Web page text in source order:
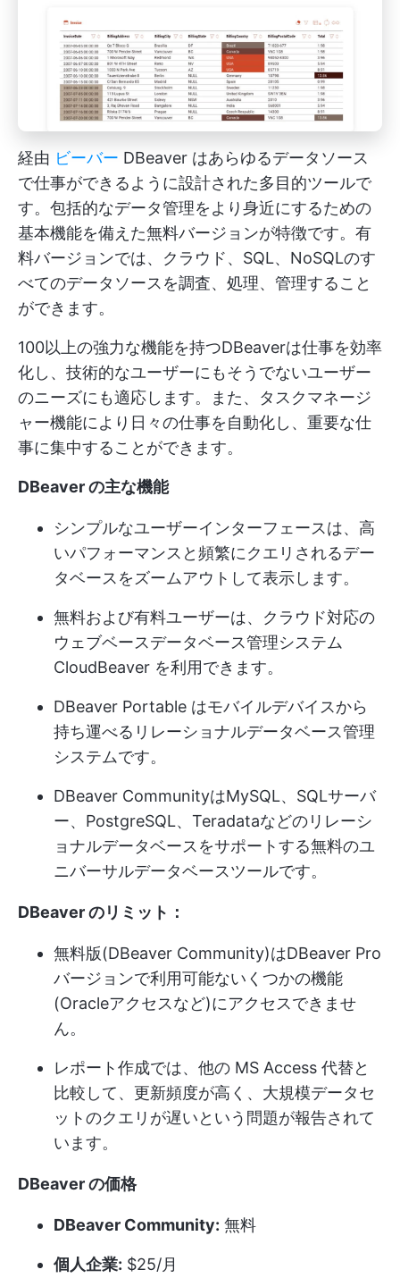
経由 ビーバー DBeaver はあらゆるデータソース
で仕事ができるように設計された多目的ツールで
す。包括的なデータ管理をより身近にするための
基本機能を備えた無料バージョンが特徴です。有
料バージョンでは、クラウド、SQL、NoSQLのす
べてのデータソースを調査、処理、管理すること
ができます。
100以上の強力な機能を持つDBeaverは仕事を効率
化し、技術的なユーザーにもそうでないユーザー
のニーズにも適応します。また、タスクマネージ
ャー機能により日々の仕事を自動化し、重要な仕
事に集中することができます。
DBeaver の主な機能
シンプルなユーザーインターフェースは、高
いパフォーマンスと頻繁にクエリされるデー
タベースをズームアウトして表示します。
無料および有料ユーザーは、クラウド対応の
ウェブベースデータベース管理システム
CloudBeaver を利用できます。
DBeaver Portable はモバイルデバイスから
持ち運べるリレーショナルデータベース管理
システムです。
DBeaver CommunityはMySQL、SQLサーバ
ー、PostgreSQL、Teradataなどのリレーシ
ョナルデータベースをサポートする無料のユ
ニバーサルデータベースツールです。
DBeaver のリミット：
無料版(DBeaver Community)はDBeaver Pro
バージョンで利用可能ないくつかの機能
(Oracleアクセスなど)にアクセスできませ
ん。
レポート作成では、他の MS Access 代替と
比較して、更新頻度が高く、大規模データセ
ットのクエリが遅いという問題が報告されて
います。
DBeaver の価格
DBeaver Community: 無料
個人企業: $25/月